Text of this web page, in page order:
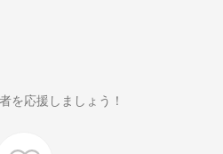
を応援しましょう！